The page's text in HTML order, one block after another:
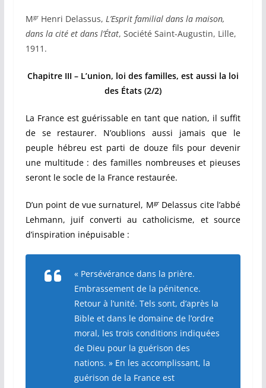
MgrHenri Delassus, L’Esprit familial dans la maison,
dans la cité et dans l’État, Société Saint-Augustin, Lille,
1911.
Chapitre III – L’union, loi des familles, est aussi la loi
des États (2/2)
La France est guérissable en tant que nation, il suffit
de se restaurer. N’oublions aussi jamais que le
peuple hébreu est parti de douze fils pour devenir
une multitude : des familles nombreuses et pieuses
seront le socle de la France restaurée.
D’un point de vue surnaturel, MgrDelassus cite l’abbé
Lehmann, juif converti au catholicisme, et source
d’inspiration inépuisable :
« Persévérance dans la prière.
Embrassement de la pénitence.
Retour à l’unité. Tels sont, d’après la
Bible et dans le domaine de l’ordre
moral, les trois conditions indiquées
de Dieu pour la guérison des
nations. » En les accomplissant, la
guérison de la France est